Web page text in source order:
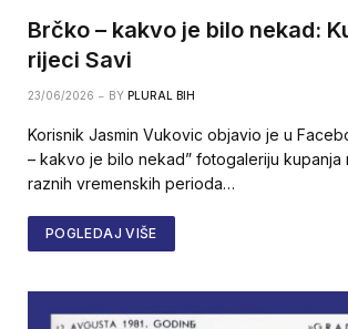
Brčko – kakvo je bilo nekad:
rijeci Savi
23/06/2026 BY PLURAL BIH
Korisnik Jasmin Vukovic objavio je u
– kakvo je bilo nekad” fotogaleriju kupanja
raznih vremenskih perioda…
POGLEDAJ VIŠE